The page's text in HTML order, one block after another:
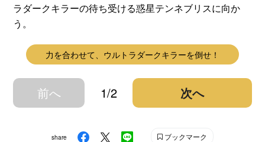
ラダークキラーの待ち受ける惑星テンネブリスに向か
う。
力を合わせて、ウルトラダークキラーを倒せ！
前へ 1/2 次へ
share ブックマーク